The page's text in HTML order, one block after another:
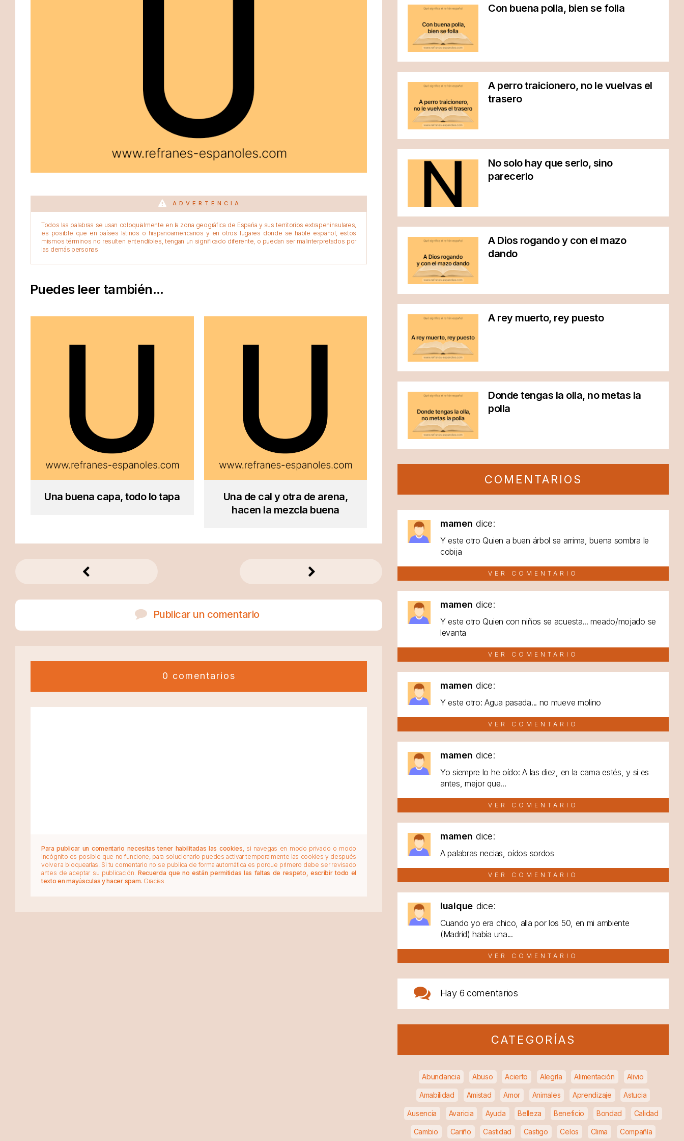
ADVERTENCIA
Todos las palabras se usan coloquialmente en la zona geográfica de España y sus territorios extrapeninsulares,
es posible que en países latinos o hispanoamericanos y en otros lugares donde se hable español, estos
mismos términos no resulten entendibles, tengan un significado diferente, o puedan ser malinterpretados por
las demás personas
Puedes leer también...
Una buena capa, todo lo tapa
Una de cal y otra de arena,
hacen la mezcla buena
Publicar un comentario
0 comentarios
Para publicar un comentario necesitas tener habilitadas las cookies , si navegas en modo privado o modo
incógnito es posible que no funcione, para solucionarlo puedes activar temporalmente las cookies y después
volver a bloquearlas. Si tu comentario no se publica de forma automática es porque primero debe ser revisado
antes de aceptar su publicación. Recuerda que no están permitidas las faltas de respeto, escribir todo el
texto en mayúsculas y hacer spam. Gracias.
Con buena polla, bien se folla
A perro traicionero, no le vuelvas el
trasero
No solo hay que serlo, sino
parecerlo
A Dios rogando y con el mazo
dando
A rey muerto, rey puesto
Donde tengas la olla, no metas la
polla
COMENTARIOS
mamen dice:
Y este otro Quien a buen árbol se arrima, buena sombra le
cobija
VER COMENTARIO
mamen dice:
Y este otro Quien con niños se acuesta... meado/mojado se
levanta
VER COMENTARIO
mamen dice:
Y este otro: Agua pasada... no mueve molino
VER COMENTARIO
mamen dice:
Yo siempre lo he oído: A las diez, en la cama estés, y si es
antes, mejor que...
VER COMENTARIO
mamen dice:
A palabras necias, oídos sordos
VER COMENTARIO
lualque dice:
Cuando yo era chico, alla por los 50, en mi ambiente
(Madrid) había una...
VER COMENTARIO
Hay 6 comentarios
CATEGORÍAS
Abundancia Abuso Acierto Alegría Alimentación Alivio
Amabilidad Amistad Amor Animales Aprendizaje Astucia
Ausencia Avaricia Ayuda Belleza Beneficio Bondad Calidad
Cambio Cariño Castidad Castigo Celos Clima Compañía